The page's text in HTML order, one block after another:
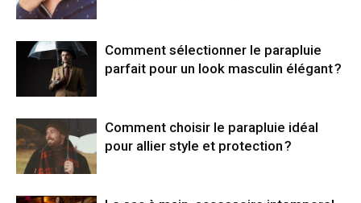
Comment sélectionner le parapluie
parfait pour un look masculin élégant ?
Comment choisir le parapluie idéal
pour allier style et protection ?